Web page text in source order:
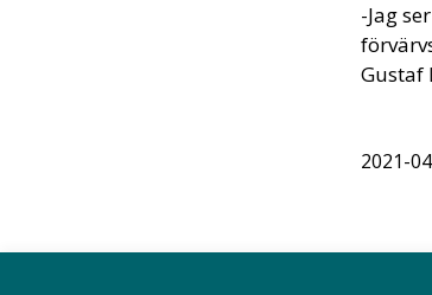
-Jag
Gustaf
2021-